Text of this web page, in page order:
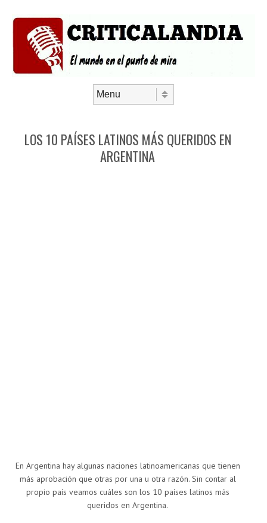
LOS 10 PAÍSES LATINOS MÁS QUERIDOS EN
ARGENTINA
En Argentina hay algunas naciones latinoamericanas que tienen
más aprobación que otras por una u otra razón. Sin contar al
propio país veamos cuáles son los 10 países latinos más
queridos en Argentina.